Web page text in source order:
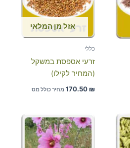
אזל מן המלאי
כללי
זרעי אספסת במשקל
(המחיר לקילו)
170.50 ₪ מחיר כולל מס